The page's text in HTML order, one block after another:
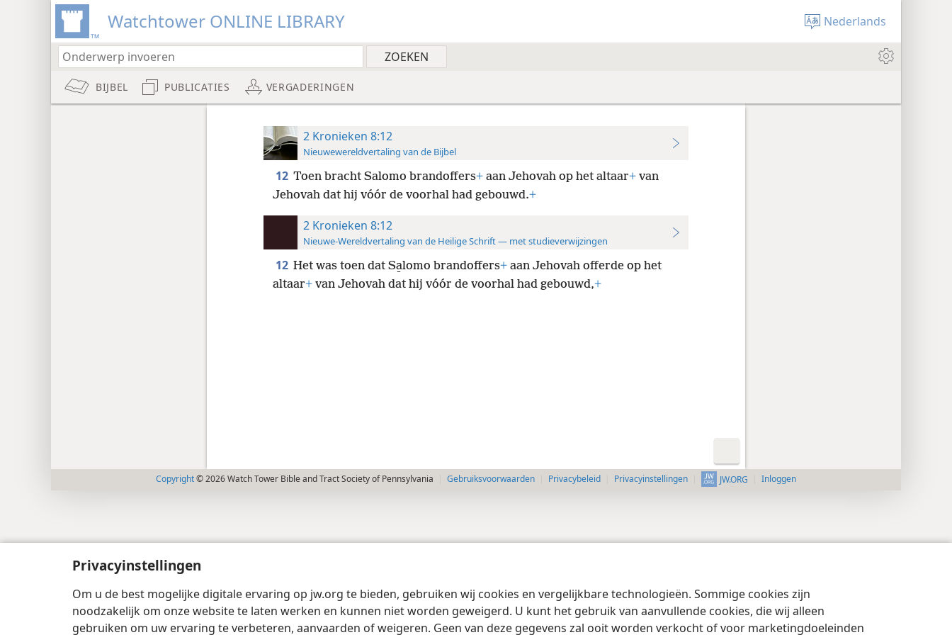
Privacyinstellingen
Om u de best mogelijke digitale ervaring op jw.org te bieden, gebruiken wij cookies en vergelijkbare technologieën. Sommige cookies zijn
noodzakelijk om onze website te laten werken en kunnen niet worden geweigerd. U kunt het gebruik van aanvullende cookies, die wij alleen
gebruiken om uw ervaring te verbeteren, aanvaarden of weigeren. Geen van deze gegevens zal ooit worden verkocht of voor marketingdoeleinden
Watchtower ONLINE LIBRARY Nederlands
BIJBEL PUBLICATIES VERGADERINGEN
2 Kronieken 8:12
Nieuwewereldvertaling van de Bijbel
12 Toen bracht Salomo brandoffers+aan Jehovah op het altaar+van
Jehovah dat hij vóór de voorhal had gebouwd.+
2 Kronieken 8:12
Nieuwe-Wereldvertaling van de Heilige Schrift — met studieverwijzingen
12 Het was toen dat Sa̱lomo brandoffers+aan Jehovah offerde op het
altaar+van Jehovah dat hij vóór de voorhal had gebouwd,+
Copyright© 2026 Watch Tower Bible and Tract Society of Pennsylvania Gebruiksvoorwaarden Privacybeleid Privacyinstellingen JW.ORG Inloggen